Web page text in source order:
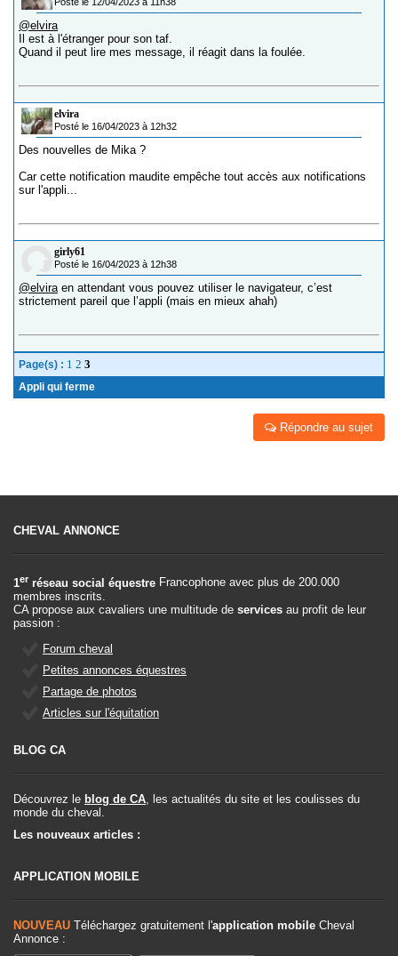
@elvira
Il est à l'étranger pour son taf.
Quand il peut lire mes message, il réagit dans la foulée.
elvira
Posté le 16/04/2023 à 12h32
Des nouvelles de Mika ?
Car cette notification maudite empêche tout accès aux notifications
sur l'appli...
girly61
Posté le 16/04/2023 à 12h38
@elvira en attendant vous pouvez utiliser le navigateur, c’est
strictement pareil que l’appli (mais en mieux ahah)
Page(s) : 1 2 3
Appli qui ferme
Répondre au sujet
CHEVAL ANNONCE
1er réseau social équestre Francophone avec plus de 200.000
membres inscrits.
CA propose aux cavaliers une multitude de services au profit de leur
passion :
Forum cheval
Petites annonces équestres
Partage de photos
Articles sur l'équitation
BLOG CA
Découvrez le blog de CA , les actualités du site et les coulisses du
monde du cheval.
Les nouveaux articles :
APPLICATION MOBILE
NOUVEAU Téléchargez gratuitement l'application mobile Cheval
Annonce :